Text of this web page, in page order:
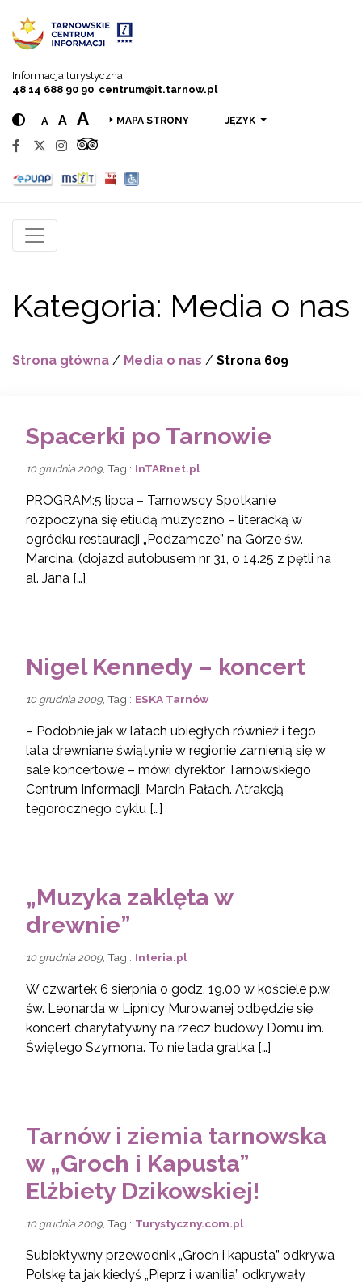
Informacja turystyczna:
48 14 688 90 90 centrum@it.tarnow.pl
A A A MAPA STRONY JĘZYK
Kategoria: Media o nas
Strona główna / Media o nas / Strona 609
Spacerki po Tarnowie
10 grudnia 2009 , Tagi: InTARnet.pl
PROGRAM:5 lipca – Tarnowscy Spotkanie
rozpoczyna się etiudą muzyczno – literacką w
ogródku restauracji „Podzamcze” na Górze św.
Marcina. (dojazd autobusem nr 31, o 14.25 z pętli na
al. Jana […]
Nigel Kennedy – koncert
10 grudnia 2009 , Tagi: ESKA Tarnów
– Podobnie jak w latach ubiegłych również i tego
lata drewniane świątynie w regionie zamienią się w
sale koncertowe – mówi dyrektor Tarnowskiego
Centrum Informacji, Marcin Pałach. Atrakcją
tegorocznego cyklu […]
„Muzyka zaklęta w
drewnie”
10 grudnia 2009 , Tagi: Interia.pl
W czwartek 6 sierpnia o godz. 19.00 w kościele p.w.
św. Leonarda w Lipnicy Murowanej odbędzie się
koncert charytatywny na rzecz budowy Domu im.
Świętego Szymona. To nie lada gratka […]
Tarnów i ziemia tarnowska
w „Groch i Kapusta”
Elżbiety Dzikowskiej!
10 grudnia 2009, Tagi: Turystyczny.com.pl
Subiektywny przewodnik „Groch i kapusta” odkrywa
Polskę ta jak kiedyś „Pieprz i wanilia” odkrywały